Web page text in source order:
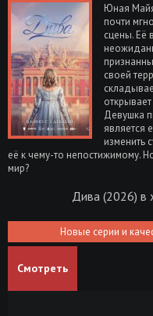
Юная
почти
сцены. Её
своей
Девушка
является
изменить
её к чему-то непостижимому.
мир?
Дива (2026) в
Новые серии и
Смотреть